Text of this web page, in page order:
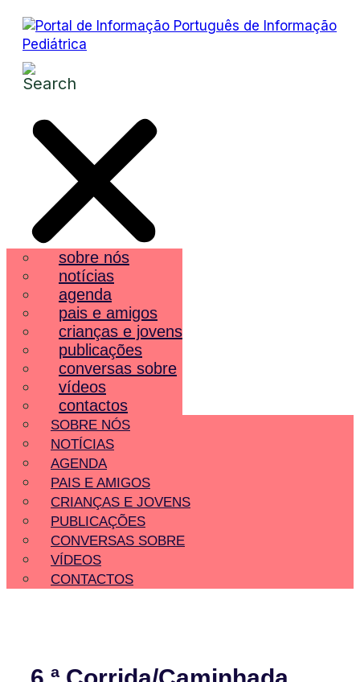
sobre nós
notícias
agenda
pais e amigos
crianças e jovens
publicações
conversas sobre
vídeos
contactos
SOBRE NÓS
NOTÍCIAS
AGENDA
PAIS E AMIGOS
CRIANÇAS E JOVENS
PUBLICAÇÕES
CONVERSAS SOBRE
VÍDEOS
CONTACTOS